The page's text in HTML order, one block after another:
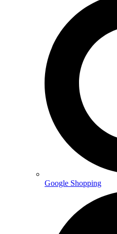
Google Shopping